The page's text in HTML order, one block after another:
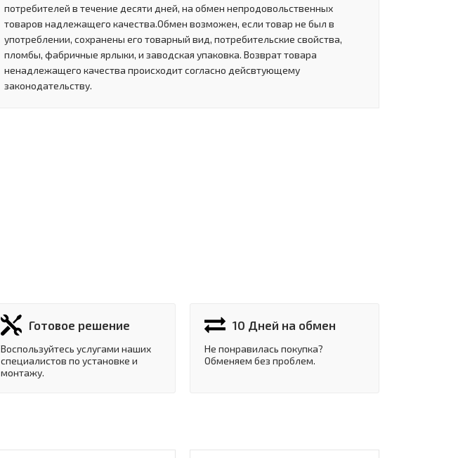
потребителей в течение десяти дней, на обмен непродовольственных
товаров надлежащего качества.Обмен возможен, если товар не был в
употреблении, сохранены его товарный вид, потребительские свойства,
пломбы, фабричные ярлыки, и заводская упаковка. Возврат товара
ненадлежащего качества происходит согласно дейсвтующему
законодательству.
Готовое решение
Воспользуйтесь услугами наших
специалистов по установке и
монтажу.
10 Дней на обмен
Не понравилась покупка?
Обменяем без проблем.